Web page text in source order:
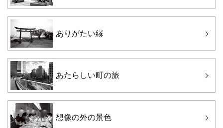
ありがたい縁
あたらしい町の旅
想像の外の景色